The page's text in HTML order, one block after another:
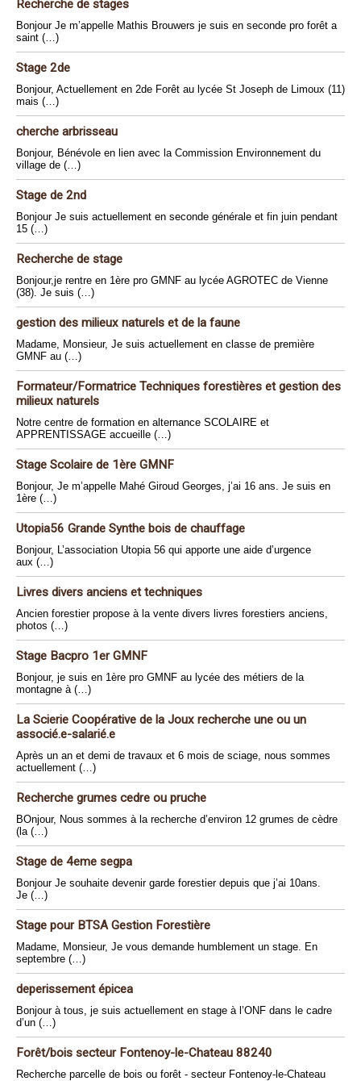
Recherche de stages
Bonjour Je m’appelle Mathis Brouwers je suis en seconde pro forêt a
saint (…)
Stage 2de
Bonjour, Actuellement en 2de Forêt au lycée St Joseph de Limoux (11)
mais (…)
cherche arbrisseau
Bonjour, Bénévole en lien avec la Commission Environnement du
village de (…)
Stage de 2nd
Bonjour Je suis actuellement en seconde générale et fin juin pendant
15 (…)
Recherche de stage
Bonjour,je rentre en 1ère pro GMNF au lycée AGROTEC de Vienne
(38). Je suis (…)
gestion des milieux naturels et de la faune
Madame, Monsieur, Je suis actuellement en classe de première
GMNF au (…)
Formateur/Formatrice Techniques forestières et gestion des
milieux naturels
Notre centre de formation en alternance SCOLAIRE et
APPRENTISSAGE accueille (…)
Stage Scolaire de 1ère GMNF
Bonjour, Je m’appelle Mahé Giroud Georges, j’ai 16 ans. Je suis en
1ère (…)
Utopia56 Grande Synthe bois de chauffage
Bonjour, L’association Utopia 56 qui apporte une aide d’urgence
aux (…)
Livres divers anciens et techniques
Ancien forestier propose à la vente divers livres forestiers anciens,
photos (…)
Stage Bacpro 1er GMNF
Bonjour, je suis en 1ère pro GMNF au lycée des métiers de la
montagne à (…)
La Scierie Coopérative de la Joux recherche une ou un
associé.e-salarié.e
Après un an et demi de travaux et 6 mois de sciage, nous sommes
actuellement (…)
Recherche grumes cedre ou pruche
BOnjour, Nous sommes à la recherche d’environ 12 grumes de cèdre
(la (…)
Stage de 4eme segpa
Bonjour Je souhaite devenir garde forestier depuis que j’ai 10ans.
Je (…)
Stage pour BTSA Gestion Forestière
Madame, Monsieur, Je vous demande humblement un stage. En
septembre (…)
deperissement épicea
Bonjour à tous, je suis actuellement en stage à l’ONF dans le cadre
d’un (…)
Forêt/bois secteur Fontenoy-le-Chateau 88240
Recherche parcelle de bois ou forêt - secteur Fontenoy-le-Chateau